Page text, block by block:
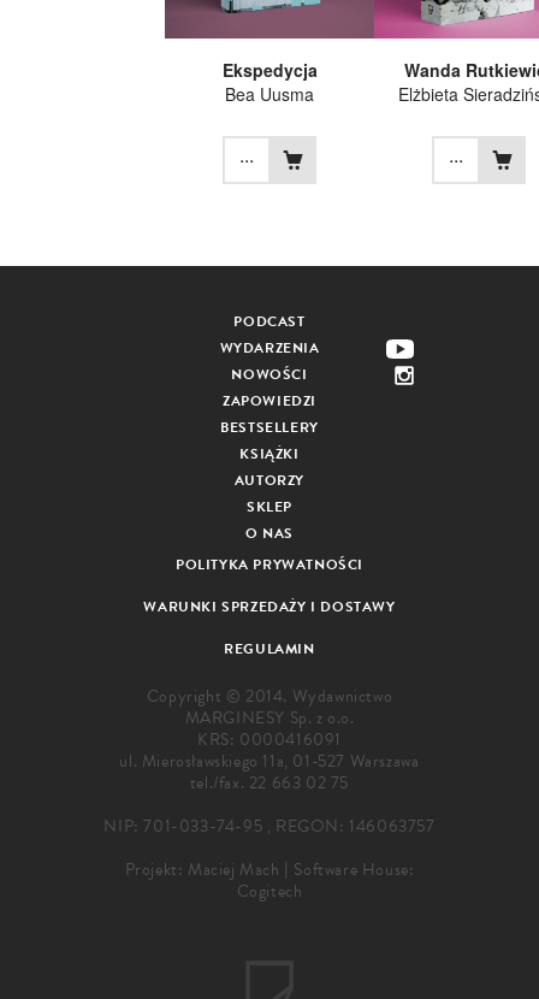
Ekspedycja
Bea Uusma
...
Wanda
Elżbieta
...
PODCAST
WYDARZENIA
NOWOŚCI
ZAPOWIEDZI
BESTSELLERY
KSIĄŻKI
AUTORZY
SKLEP
O NAS
POLITYKA PRYWATNOŚCI
WARUNKI SPRZEDAŻY I DOSTAWY
REGULAMIN
Copyright © 2014. Wydawnictwo
MARGINESY Sp. z o.o.
KRS: 0000416091
ul. Mierosławskiego 11a, 01-527 Warszawa
tel./fax. 22 663 02 75
NIP: 701-033-74-95 , REGON: 146063757
Projekt: Maciej Mach | Software House:
Cogitech